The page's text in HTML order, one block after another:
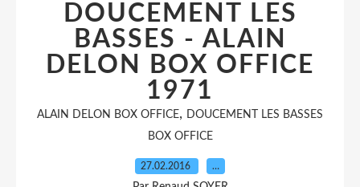
DOUCEMENT LES
BASSES - ALAIN
DELON BOX OFFICE
1971
ALAIN DELON BOX OFFICE, DOUCEMENT LES BASSES
BOX OFFICE
27.02.2016 …